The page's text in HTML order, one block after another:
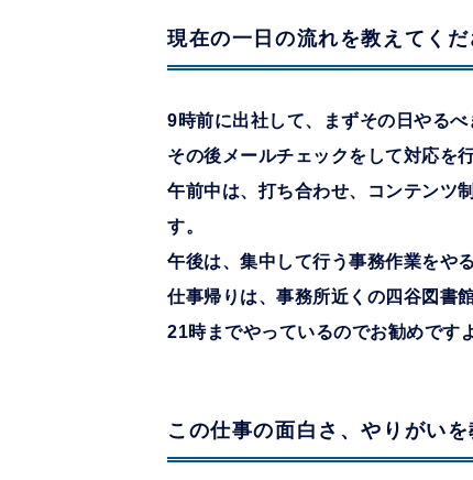
現在の一日の流れを教えてくだ
9時前に出社して、まずその日やるべ
その後メールチェックをして対応を行
午前中は、打ち合わせ、コンテンツ
す。
午後は、集中して行う事務作業をや
仕事帰りは、事務所近くの四谷図書
21時までやっているのでお勧めですよ
この仕事の面白さ、やりがいを